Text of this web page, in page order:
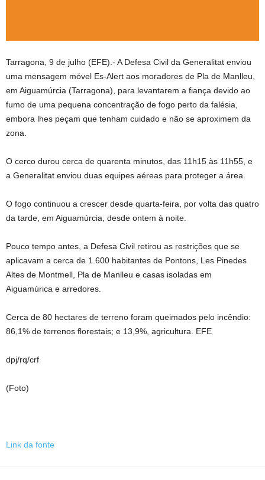
Tarragona, 9 de julho (EFE).- A Defesa Civil da Generalitat enviou
uma mensagem móvel Es-Alert aos moradores de Pla de Manlleu,
em Aiguamúrcia (Tarragona), para levantarem a fiança devido ao
fumo de uma pequena concentração de fogo perto da falésia,
embora lhes peçam que tenham cuidado e não se aproximem da
zona.
O cerco durou cerca de quarenta minutos, das 11h15 às 11h55, e
a Generalitat enviou duas equipes aéreas para proteger a área.
O fogo continuou a crescer desde quarta-feira, por volta das quatro
da tarde, em Aiguamúrcia, desde ontem à noite.
Pouco tempo antes, a Defesa Civil retirou as restrições que se
aplicavam a cerca de 1.600 habitantes de Pontons, Les Pinedes
Altes de Montmell, Pla de Manlleu e casas isoladas em
Aiguamúrica e arredores.
Cerca de 80 hectares de terreno foram queimados pelo incêndio:
86,1% de terrenos florestais; e 13,9%, agricultura. EFE
dpj/rq/crf
(Foto)
Link da fonte